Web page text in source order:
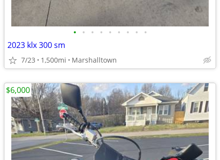
• • • • • • • • •
2023 klx 300 sm
7/23 1,500mi Marshalltown
$6,000